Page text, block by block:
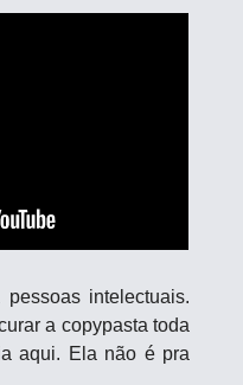
intelectuais.
a copypasta toda
aqui. Ela não é pra